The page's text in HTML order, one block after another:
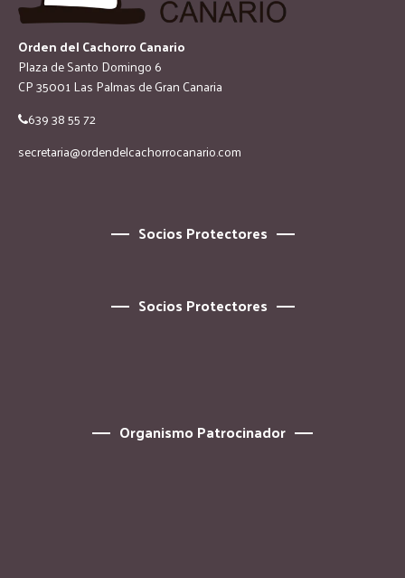
Orden del Cachorro Canario
Plaza de Santo Domingo 6
CP 35001 Las Palmas de Gran Canaria
639 38 55 72
secretaria@ordendelcachorrocanario.com
Socios Protectores
Socios Protectores
Organismo Patrocinador